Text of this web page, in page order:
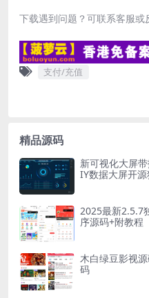
下载遇到问题？可联系客服或
支付/充值
精品源码
新可视化大屏
IY数据大屏开
2025最新2.5.7
序源码+附教程
木白绿豆影视
码